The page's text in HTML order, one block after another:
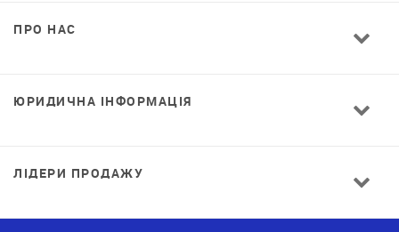
ПРО НАС
ЮРИДИЧНА ІНФОРМАЦІЯ
ЛІДЕРИ ПРОДАЖУ